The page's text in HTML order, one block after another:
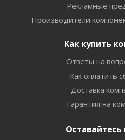
Рекламные
Производители
Как купить
Ответы на
Как оплатить
Доставка
Гарантия на
Оставайтесь